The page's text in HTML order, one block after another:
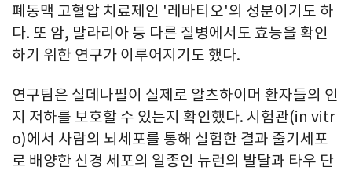
폐동맥 고혈압 치료제인 '레바티오'의 성분이기도 하
다. 또 암, 말라리아 등 다른 질병에서도 효능을 확인
하기 위한 연구가 이루어지기도 했다.
연구팀은 실데나필이 실제로 알츠하이머 환자들의 인
지 저하를 보호할 수 있는지 확인했다. 시험관(in vitr
o)에서 사람의 뇌세포를 통해 실험한 결과 줄기세포
로 배양한 신경 세포의 일종인 뉴런의 발달과 타우 단